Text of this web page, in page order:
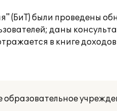
(БиТ) были проведены
даны
в книге
образовательное